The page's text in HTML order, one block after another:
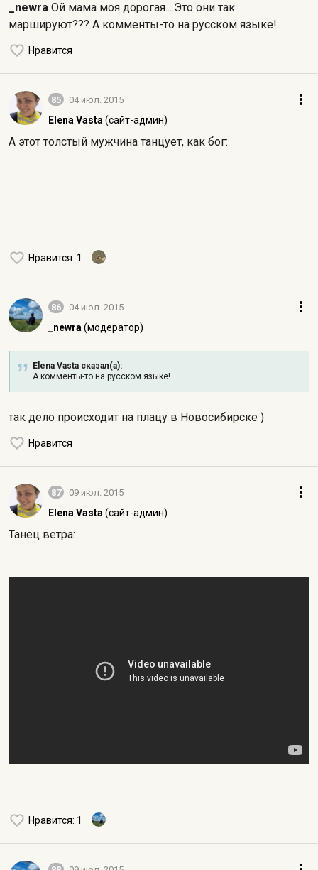
_newra Ой мама моя дорогая....Это они так
маршируют??? А комменты-то на русском языке!
Нравится
85 04 июл. 2015
Elena Vasta (сайт-админ)
А этот толстый мужчина танцует, как бог:
Нравится: 1
86 04 июл. 2015
_newra (модератор)
Elena Vasta сказал(а):
А комменты-то на русском языке!
так дело происходит на плацу в Новосибирске )
Нравится
87 09 июл. 2015
Elena Vasta (сайт-админ)
Танец ветра:
Нравится: 1